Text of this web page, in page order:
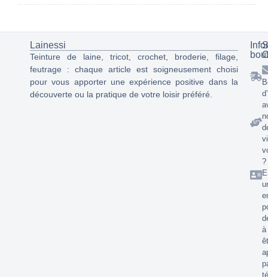
Lainessi
Teinture de laine, tricot, crochet, broderie, filage,
feutrage : chaque article est soigneusement choisi
pour vous apporter une expérience positive dans la
découverte ou la pratique de votre loisir préféré.
?
à